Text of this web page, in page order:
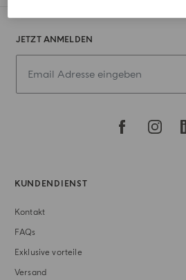
JETZT ANMELDEN
KUNDENDIENST
Kontakt
FAQs
Exklusive vorteile
Versand